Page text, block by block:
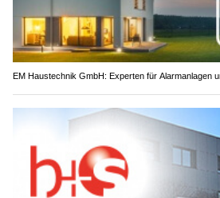
EM Haustechnik GmbH: Experten für Alarmanlagen